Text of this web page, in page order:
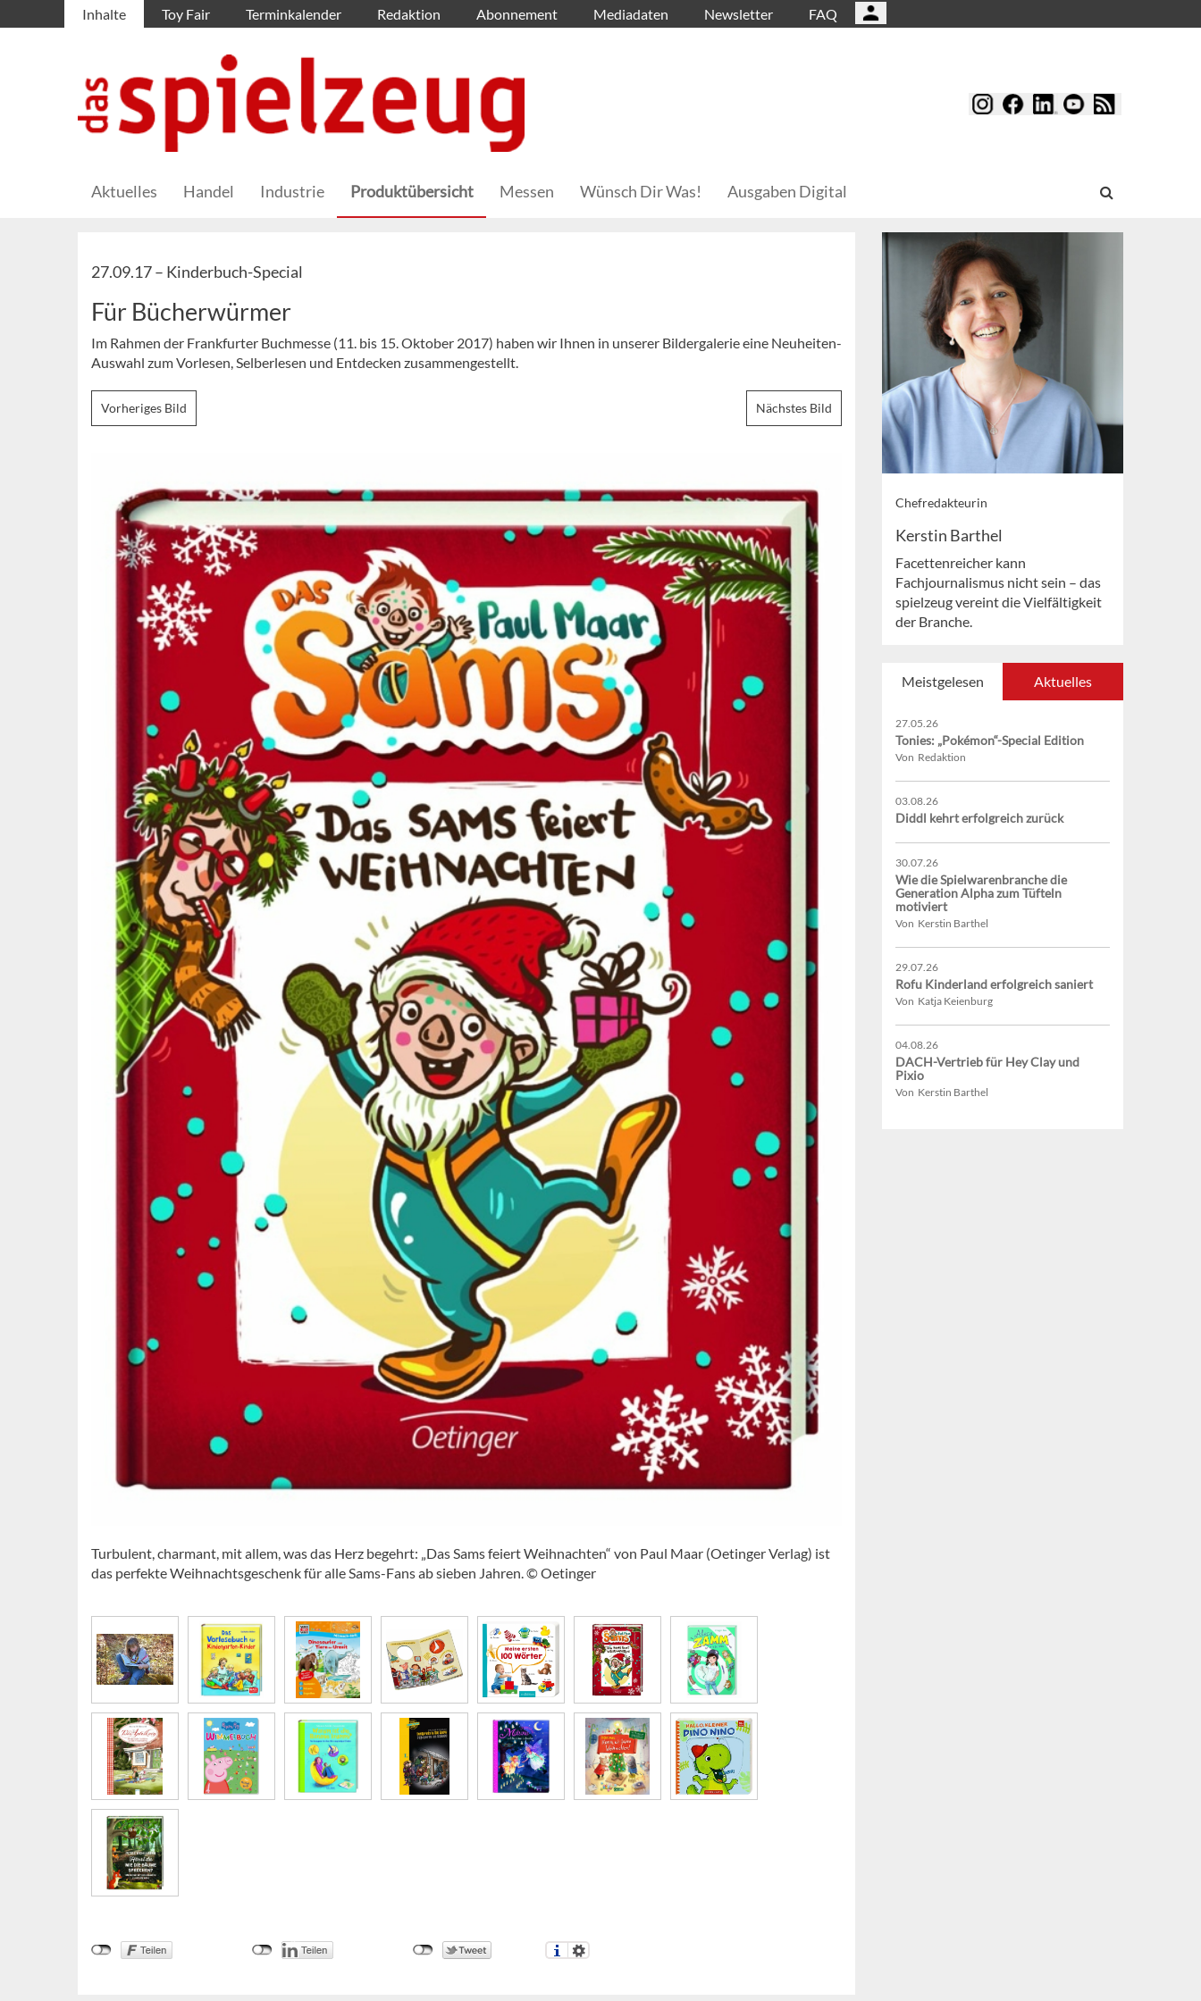
Inhalte Toy Fair Terminkalender Redaktion Abonnement Mediadaten Newsletter FAQ
Aktuelles Handel Industrie Produktübersicht Messen Wünsch Dir Was! Ausgaben Digital
27.09.17 – Kinderbuch-Special
Für Bücherwürmer
Im Rahmen der Frankfurter Buchmesse (11. bis 15. Oktober 2017) haben wir Ihnen in unserer Bildergalerie eine Neuheiten-
Auswahl zum Vorlesen, Selberlesen und Entdecken zusammengestellt.
Vorheriges Bild Nächstes Bild
Turbulent, charmant, mit allem, was das Herz begehrt: „Das Sams feiert Weihnachten“ von Paul Maar (Oetinger Verlag) ist
das perfekte Weihnachtsgeschenk für alle Sams-Fans ab sieben Jahren. © Oetinger
Chefredakteurin
Kerstin Barthel
Facettenreicher kann
Fachjournalismus nicht sein – das
spielzeug vereint die Vielfältigkeit
der Branche.
Meistgelesen Aktuelles
27.05.26
Tonies: „Pokémon“-Special Edition
Von Redaktion
03.08.26
Diddl kehrt erfolgreich zurück
30.07.26
Wie die Spielwarenbranche die
Generation Alpha zum Tüfteln
motiviert
Von Kerstin Barthel
29.07.26
Rofu Kinderland erfolgreich saniert
Von Katja Keienburg
04.08.26
DACH-Vertrieb für Hey Clay und
Pixio
Von Kerstin Barthel